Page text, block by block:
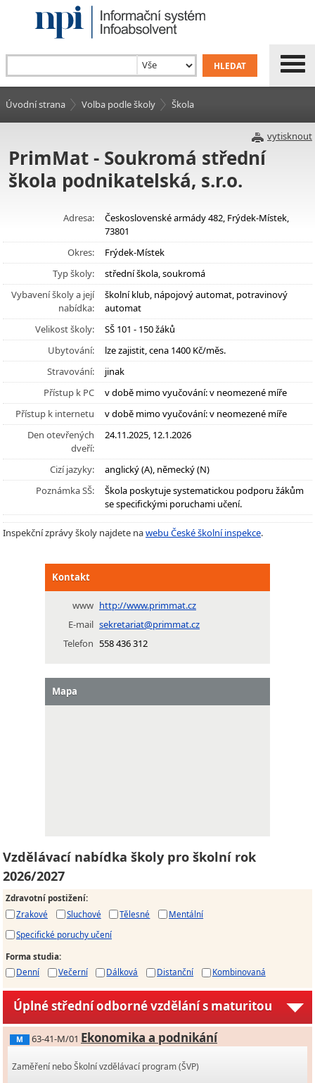
Úvodní strana Volba podle školy Škola
vytisknout
PrimMat - Soukromá střední
škola podnikatelská, s.r.o.
Adresa:
Československé armády 482, Frýdek-Místek,
73801
Okres:
Frýdek-Místek
Typ školy:
střední škola, soukromá
Vybavení školy a její
nabídka:
školní klub, nápojový automat, potravinový
automat
Velikost školy:
SŠ 101 - 150 žáků
Ubytování:
lze zajistit, cena 1400 Kč/měs.
Stravování:
jinak
Přístup k PC
v době mimo vyučování: v neomezené míře
Přístup k internetu
v době mimo vyučování: v neomezené míře
Den otevřených
dveří:
24.11.2025, 12.1.2026
Cizí jazyky:
anglický (A), německý (N)
Poznámka SŠ:
Škola poskytuje systematickou podporu žákům
se specifickými poruchami učení.
Inspekční zprávy školy najdete nawebu České školní inspekce.
Kontakt
www http://www.primmat.cz
E-mail sekretariat@primmat.cz
Telefon 558 436 312
Mapa
Vzdělávací nabídka školy pro školní rok
2026/2027
Zdravotní postižení:
Zrakové
Sluchové Tělesné
Mentální
Specifické poruchy učení
Forma studia:
Denní
Večerní Dálková Distanční Kombinovaná
Úplné střední odborné vzdělání s maturitou
M 63-41-M/01 Ekonomika a podnikání
Zaměření nebo Školní vzdělávací program (ŠVP)